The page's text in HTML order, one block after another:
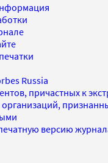
Russia
причастных к
версию